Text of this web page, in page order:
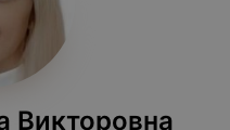
Викторовна